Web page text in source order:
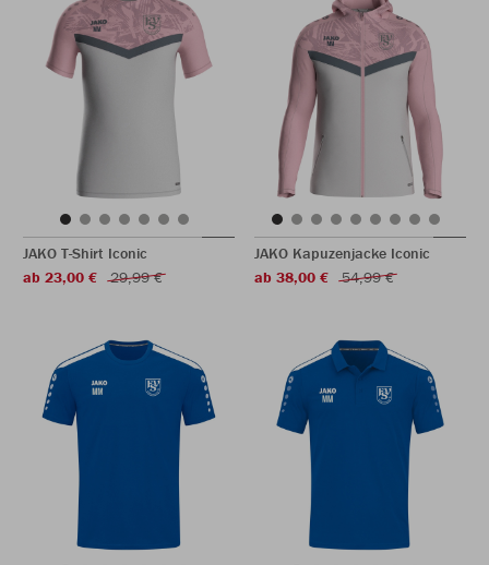
JAKO T-Shirt Iconic
ab 23,00 €
29,99 €
JAKO Kapuzenjacke Iconic
ab 38,00 €
54,99 €